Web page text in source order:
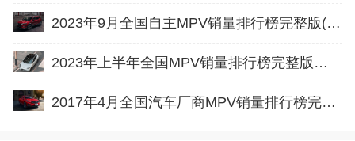
2023年9月全国自主MPV销量排行榜完整版(批发量
2023年上半年全国MPV销量排行榜完整版（上险量
2017年4月全国汽车厂商MPV销量排行榜完整版